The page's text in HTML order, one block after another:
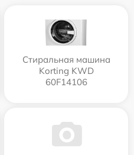
Стиральная машина
Korting KWD
60F14106